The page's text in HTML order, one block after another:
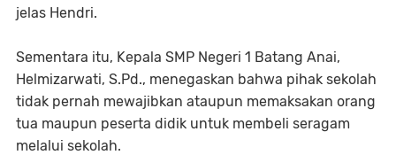
jelas Hendri.
Sementara itu, Kepala SMP Negeri 1 Batang Anai,
Helmizarwati, S.Pd., menegaskan bahwa pihak sekolah
tidak pernah mewajibkan ataupun memaksakan orang
tua maupun peserta didik untuk membeli seragam
melalui sekolah.